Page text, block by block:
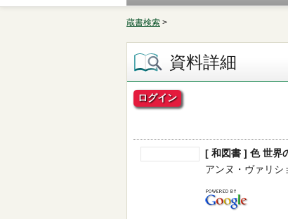
蔵書検索 >
資料詳細
ログイン
[ 和図書 ] 色 世界
アンヌ・ヴァリ